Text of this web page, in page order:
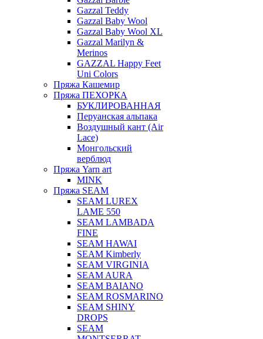
Gazzal Teddy
Gazzal Baby Wool
Gazzal Baby Wool XL
Gazzal Marilyn &
Merinos
GAZZAL Happy Feet
Uni Colors
Пряжа Кашемир
Пряжа ПЕХОРКА
БУКЛИРОВАННАЯ
Перуанская альпака
Воздушный кант (Air
Lace)
Монгольский
верблюд
Пряжа Yarn art
MINK
Пряжа SEAM
SEAM LUREX
LAME 550
SEAM LAMBADA
FINE
SEAM HAWAI
SEAM Kimberly
SEAM VIRGINIA
SEAM AURA
SEAM BAIANO
SEAM ROSMARINO
SEAM SHINY
DROPS
SEAM